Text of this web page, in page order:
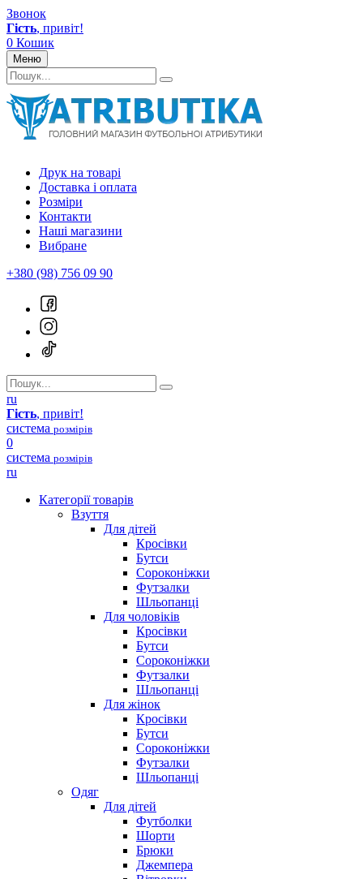
Звонок
Гість, привіт!
0 Кошик
Меню
Друк на товарі
Доставка і оплата
Розміри
Контакти
Наші магазини
Вибране
+380 (98) 756 09 90
ru
Гість, привіт!
система розмірів
0
система розмірів
ru
Категорії товарів
Взуття
Для дітей
Кросівки
Бутси
Сороконіжки
Футзалки
Шльопанці
Для чоловіків
Кросівки
Бутси
Сороконіжки
Футзалки
Шльопанці
Для жінок
Кросівки
Бутси
Сороконіжки
Футзалки
Шльопанці
Одяг
Для дітей
Футболки
Шорти
Брюки
Джемпера